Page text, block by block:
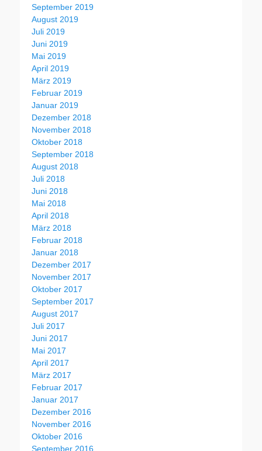
September 2019
August 2019
Juli 2019
Juni 2019
Mai 2019
April 2019
März 2019
Februar 2019
Januar 2019
Dezember 2018
November 2018
Oktober 2018
September 2018
August 2018
Juli 2018
Juni 2018
Mai 2018
April 2018
März 2018
Februar 2018
Januar 2018
Dezember 2017
November 2017
Oktober 2017
September 2017
August 2017
Juli 2017
Juni 2017
Mai 2017
April 2017
März 2017
Februar 2017
Januar 2017
Dezember 2016
November 2016
Oktober 2016
September 2016